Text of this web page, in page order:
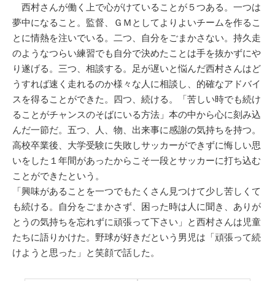
西村さんが働く上で心がけていることが５つある。一つは
夢中になること。監督、ＧＭとしてよりよいチームを作るこ
とに情熱を注いでいる。二つ、自分をごまかさない。持久走
のようなつらい練習でも自分で決めたことは手を抜かずにや
り遂げる。三つ、相談する。足が遅いと悩んだ西村さんはど
うすれば速く走れるのか様々な人に相談し、的確なアドバイ
スを得ることができた。四つ、続ける。「苦しい時でも続け
ることがチャンスのそばにいる方法」本の中から心に刻み込
んだ一節だ。五つ、人、物、出来事に感謝の気持ちを持つ。
高校卒業後、大学受験に失敗しサッカーができずに悔しい思
いをした１年間があったからこそ一段とサッカーに打ち込む
ことができたという。
「興味があることを一つでもたくさん見つけて少し苦しくて
も続ける。自分をごまかさず、困った時は人に聞き、ありが
とうの気持ちを忘れずに頑張って下さい」と西村さんは児童
たちに語りかけた。野球が好きだという男児は「頑張って続
けようと思った」と笑顔で話した。